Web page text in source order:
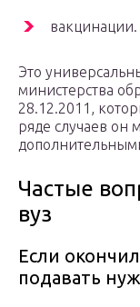
вакцинации.
Это
министерства
28.12.2011,
ряде случаев он
Частые
вуз
Если
подавать